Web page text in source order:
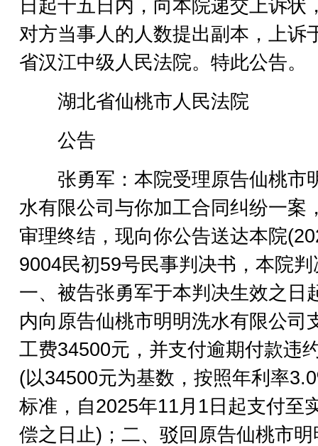
日起十五日内，向本院递交上诉状
对方当事人的人数提出副本，上诉
省汉江中级人民法院。特此公告。
湖北省仙桃市人民法院
公告
张勇军：本院受理原告仙桃市
水有限公司与你加工合同纠纷一案
审理终结，现向你公告送达本院
9004民初59号民事判决书，本院判
一、被告张勇军于本判决生效之日
内向原告仙桃市明明洗水有限公司
工费34500元，并支付逾期付款违
(以34500元为基数，按照年利率
标准，自2025年11月1日起支付至
偿之日止)；二、驳回原告仙桃市明